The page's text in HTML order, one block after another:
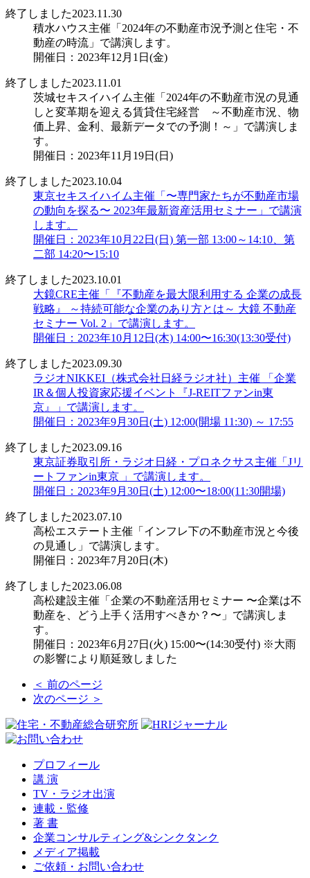
終了しました2023.11.30
積水ハウス主催「2024年の不動産市況予測と住宅・不
動産の時流」で講演します。
開催日：2023年12月1日(金)
終了しました2023.11.01
茨城セキスイハイム主催「2024年の不動産市況の見通
しと変革期を迎える賃貸住宅経営 ～不動産市況、物
価上昇、金利、最新データでの予測！～」で講演しま
す。
開催日：2023年11月19日(日)
終了しました2023.10.04
東京セキスイハイム主催「〜専門家たちが不動産市場
の動向を探る〜 2023年最新資産活用セミナー」で講演
します。
開催日：2023年10月22日(日) 第一部 13:00～14:10、第
二部 14:20〜15:10
終了しました2023.10.01
大鏡CRE主催「『不動産を最大限利用する 企業の成長
戦略』 ～持続可能な企業のあり方とは～ 大鏡 不動産
セミナー Vol. 2」で講演します。
開催日：2023年10月12日(木) 14:00〜16:30(13:30受付)
終了しました2023.09.30
ラジオNIKKEI（株式会社日経ラジオ社）主催 「企業
IR＆個人投資家応援イベント『J-REITファンin東
京』」で講演します。
開催日：2023年9月30日(土) 12:00(開場 11:30) ～ 17:55
終了しました2023.09.16
東京証券取引所・ラジオ日経・プロネクサス主催「Jリ
ートファンin東京 」で講演します。
開催日：2023年9月30日(土) 12:00〜18:00(11:30開場)
終了しました2023.07.10
高松エステート主催「インフレ下の不動産市況と今後
の見通し」で講演します。
開催日：2023年7月20日(木)
終了しました2023.06.08
高松建設主催「企業の不動産活用セミナー 〜企業は不
動産を、どう上手く活用すべきか？〜」で講演しま
す。
開催日：2023年6月27日(火) 15:00〜(14:30受付) ※大雨
の影響により順延致しました
＜ 前のページ
次のページ ＞
プロフィール
講 演
TV・ラジオ出演
連載・監修
著 書
企業コンサルティング&シンクタンク
メディア掲載
ご依頼・お問い合わせ